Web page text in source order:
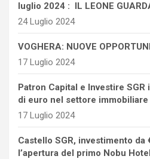
luglio 2024 : IL LEONE
24 Luglio 2024
VOGHERA: NUOVE
17 Luglio 2024
Patron Capital e Investire
di euro nel settore
17 Luglio 2024
Castello SGR, investimento
l’apertura del primo Nobu